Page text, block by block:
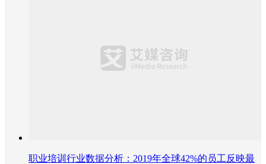
职业培训行业数据分析：2019年全球42%的员工反映最